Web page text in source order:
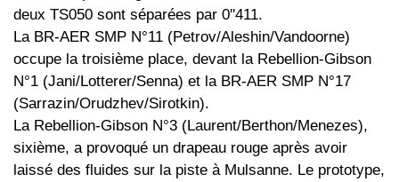
deux TS050 sont séparées par 0''411.
La BR-AER SMP N°11 (Petrov/Aleshin/Vandoorne)
occupe la troisième place, devant la Rebellion-Gibson
N°1 (Jani/Lotterer/Senna) et la BR-AER SMP N°17
(Sarrazin/Orudzhev/Sirotkin).
La Rebellion-Gibson N°3 (Laurent/Berthon/Menezes),
sixième, a provoqué un drapeau rouge après avoir
laissé des fluides sur la piste à Mulsanne. Le prototype,